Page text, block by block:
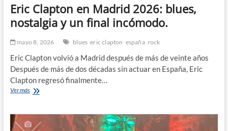
Eric Clapton en Madrid 2026: blues,
nostalgia y un final incómodo.
mayo 8, 2026 blues eric clapton españa rock
Eric Clapton volvió a Madrid después de más de veinte años
Después de más de dos décadas sin actuar en España, Eric
Clapton regresó finalmente…
Ver másEric
2026: